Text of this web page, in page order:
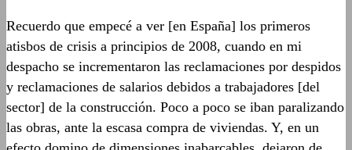
Recuerdo que empecé a ver [en España] los primeros
atisbos de crisis a principios de 2008, cuando en mi
despacho se incrementaron las reclamaciones por despidos
y reclamaciones de salarios debidos a trabajadores [del
sector] de la construcción. Poco a poco se iban paralizando
las obras, ante la escasa compra de viviendas. Y, en un